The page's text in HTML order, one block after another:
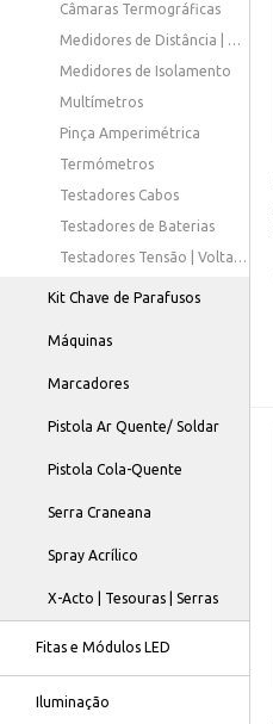
Câmaras Termográficas
Medidores de Distância | Nível
Medidores de Isolamento
Multímetros
Pinça Amperimétrica
Termómetros
Testadores Cabos
Testadores de Baterias
Testadores Tensão | Voltagem
Kit Chave de Parafusos
Máquinas
Marcadores
Pistola Ar Quente/ Soldar
Pistola Cola-Quente
Serra Craneana
Spray Acrílico
X-Acto | Tesouras | Serras
Fitas e Módulos LED
Iluminação